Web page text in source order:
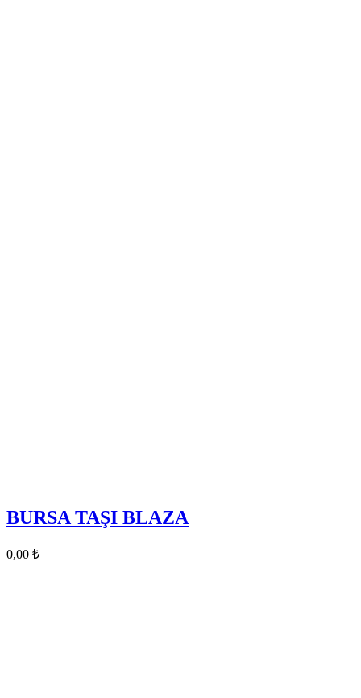
BURSA TAŞI BLAZA
0,00 ₺